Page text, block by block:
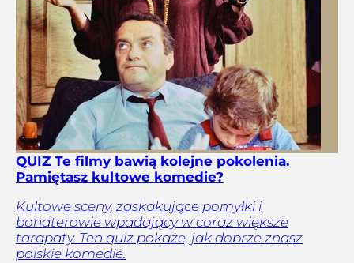
QUIZ Te filmy bawią kolejne pokolenia.
Pamiętasz kultowe komedie?
Kultowe sceny, zaskakujące pomyłki i
bohaterowie wpadający w coraz większe
tarapaty. Ten quiz pokaże, jak dobrze znasz
polskie komedie.